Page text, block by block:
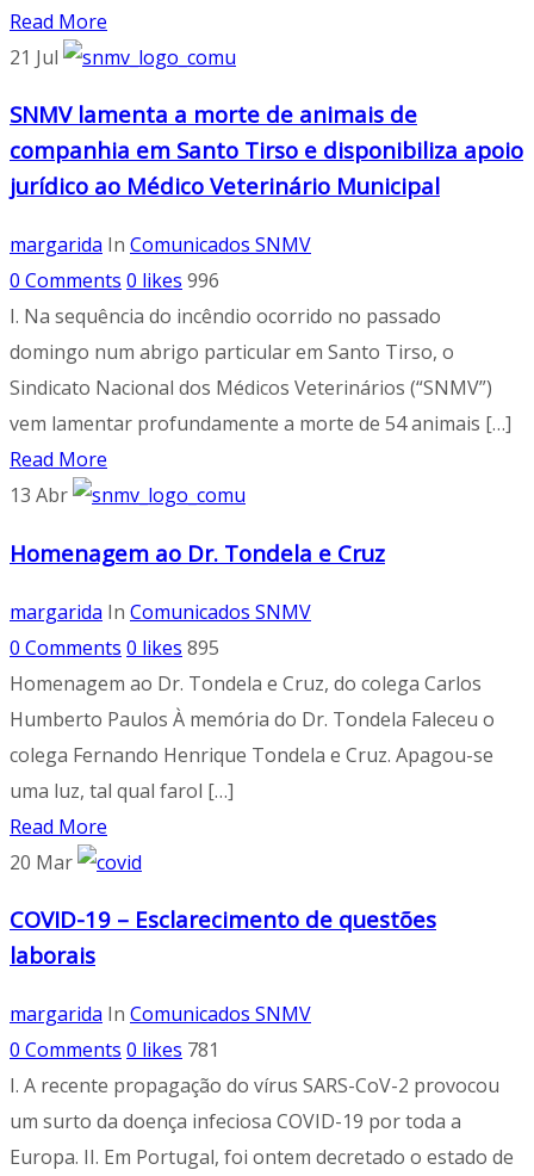
Read More
21 Jul
SNMV lamenta a morte de animais de
companhia em Santo Tirso e disponibiliza apoio
jurídico ao Médico Veterinário Municipal
margarida In Comunicados SNMV
0 Comments 0 likes 996
I. Na sequência do incêndio ocorrido no passado
domingo num abrigo particular em Santo Tirso, o
Sindicato Nacional dos Médicos Veterinários (“SNMV”)
vem lamentar profundamente a morte de 54 animais […]
Read More
13 Abr
Homenagem ao Dr. Tondela e Cruz
margarida In Comunicados SNMV
0 Comments 0 likes 895
Homenagem ao Dr. Tondela e Cruz, do colega Carlos
Humberto Paulos À memória do Dr. Tondela Faleceu o
colega Fernando Henrique Tondela e Cruz. Apagou-se
uma luz, tal qual farol […]
Read More
20 Mar
COVID-19 – Esclarecimento de questões
laborais
margarida In Comunicados SNMV
0 Comments 0 likes 781
I. A recente propagação do vírus SARS-CoV-2 provocou
um surto da doença infeciosa COVID-19 por toda a
Europa. II. Em Portugal, foi ontem decretado o estado de